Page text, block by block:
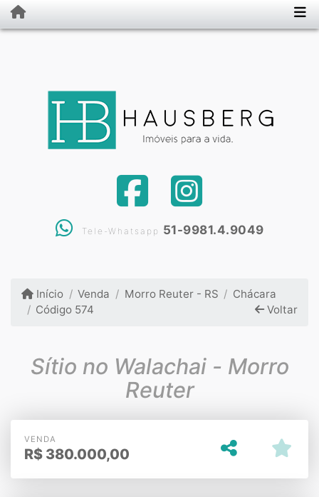
Tele-Whatsapp 51-9981.4.9049
Início Venda Morro Reuter - RS
Chácara
Código 574
Voltar
Sítio no Walachai - Morro
Reuter
VENDA
R$ 380.000,00